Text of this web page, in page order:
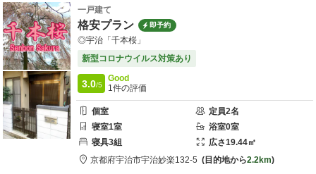
一戸建て
格安プラン 即予約
◎宇治「千本桜」
新型コロナウイルス対策あり
3.0/5
Good
1件の評価
個室 定員2名
寝室1室 浴室0室
寝具3組 広さ19.44㎡
京都府宇治市宇治妙楽132-5 目的地から2.2km